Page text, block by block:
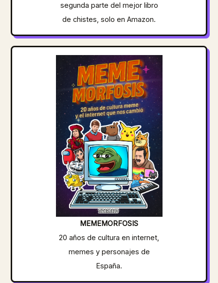
segunda parte del mejor libro
de chistes, solo en Amazon.
MEMEMORFOSIS
20 años de cultura en internet,
memes y personajes de
España.